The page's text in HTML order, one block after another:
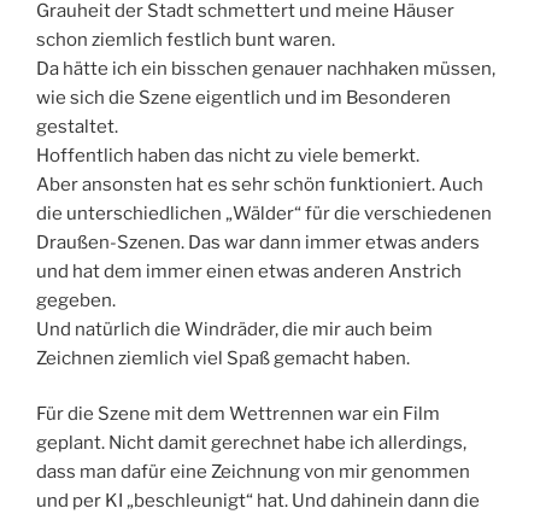
Grauheit der Stadt schmettert und meine Häuser
schon ziemlich festlich bunt waren.
Da hätte ich ein bisschen genauer nachhaken müssen,
wie sich die Szene eigentlich und im Besonderen
gestaltet.
Hoffentlich haben das nicht zu viele bemerkt.
Aber ansonsten hat es sehr schön funktioniert. Auch
die unterschiedlichen „Wälder“ für die verschiedenen
Draußen-Szenen. Das war dann immer etwas anders
und hat dem immer einen etwas anderen Anstrich
gegeben.
Und natürlich die Windräder, die mir auch beim
Zeichnen ziemlich viel Spaß gemacht haben.
Für die Szene mit dem Wettrennen war ein Film
geplant. Nicht damit gerechnet habe ich allerdings,
dass man dafür eine Zeichnung von mir genommen
und per KI „beschleunigt“ hat. Und dahinein dann die